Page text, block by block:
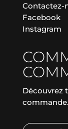
Contactez-
Facebook
Instagram
Découvrez
commande.